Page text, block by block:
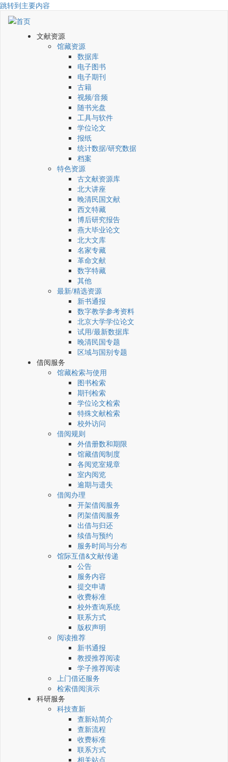
跳转到主要内容
文献资源
馆藏资源
数据库
电子图书
电子期刊
古籍
视频/音频
随书光盘
工具与软件
学位论文
报纸
统计数据/研究数据
档案
特色资源
古文献资源库
北大讲座
晚清民国文献
西文特藏
博后研究报告
燕大毕业论文
北大文库
名家专藏
革命文献
数字特藏
其他
最新/精选资源
新书通报
数字教学参考资料
北京大学学位论文
试用/最新数据库
晚清民国专题
区域与国别专题
借阅服务
馆藏检索与使用
图书检索
期刊检索
学位论文检索
特殊文献检索
校外访问
借阅规则
外借册数和期限
馆藏借阅制度
各阅览室规章
室内阅览
逾期与遗失
借阅办理
开架借阅服务
闭架借阅服务
出借与归还
续借与预约
服务时间与分布
馆际互借&文献传递
公告
服务内容
提交申请
收费标准
校外查询系统
联系方式
版权声明
阅读推荐
新书通报
教授推荐阅读
学子推荐阅读
上门借还服务
检索借阅演示
科研服务
科技查新
查新站简介
查新流程
收费标准
联系方式
相关站点